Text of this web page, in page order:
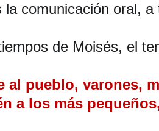
la comunicación oral,
de Moisés, el
al pueblo, varones,
a los más